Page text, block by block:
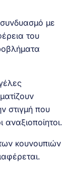
με
του
στιγμή που
κουνουπιών